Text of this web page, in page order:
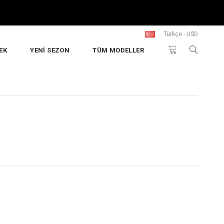
Türkçe - USD
YENİ SEZON TÜM MODELLER